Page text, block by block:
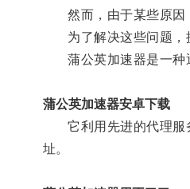
然而，由于某些原因，
为了解决这些问题，提
蒲公英加速器是一种通
蒲公英加速器安卓下载
它利用先进的代理服务
址。